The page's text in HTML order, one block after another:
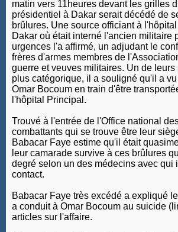
matin vers 11heures devant les grilles
présidentiel à Dakar serait décédé de
brûlures. Une source officiant à
Dakar où était interné l'ancien militaire
urgences l'a affirmé, un adjudant le
frères d'armes membres de
guerre et veuves militaires. Un de leurs
plus catégorique, il a souligné qu'il a
Omar Bocoum en train d'être
l'hôpital Principal.
Trouvé à l'entrée de l'Office national
combattants qui se trouve être leur
Babacar Faye estime qu'il était
leur camarade survive à ces brûlures
degré selon un des médecins avec qui
contact.
Babacar Faye très excédé a expliqué
a conduit à Omar Bocoum au suicide
articles sur l'affaire.